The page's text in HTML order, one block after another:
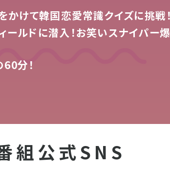
かけて韓国恋愛常識クイズに挑戦
ルドに潜入！お笑いスナイパー爆
分！
組公式SNS